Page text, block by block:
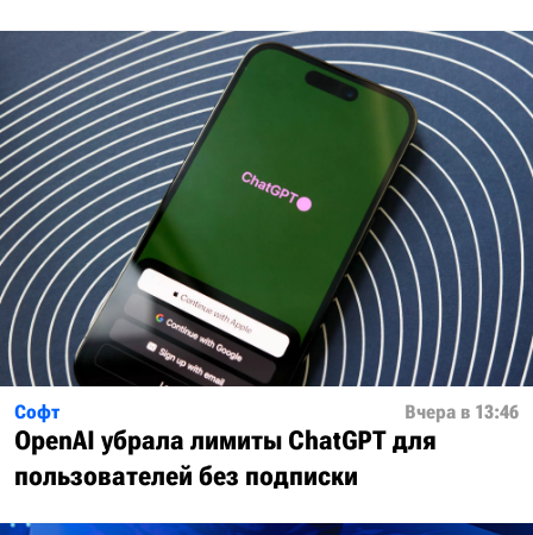
Софт Вчера в 13:46
OpenAI убрала лимиты ChatGPT для
пользователей без подписки